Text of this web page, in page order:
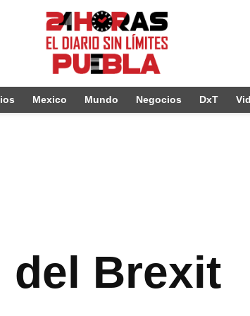
Mexico Mundo Negocios DxT
del Brexit